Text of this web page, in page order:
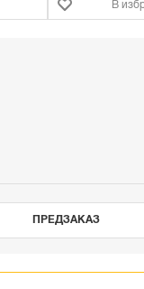
В
ПРЕДЗАКАЗ